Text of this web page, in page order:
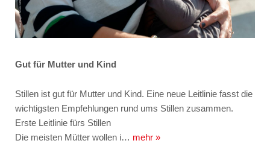
Gut für Mutter und Kind
Stillen ist gut für Mutter und Kind. Eine neue Leitlinie fasst die
wichtigsten Empfehlungen rund ums Stillen zusammen.
Erste Leitlinie fürs Stillen
Die meisten Mütter wollen i… mehr »